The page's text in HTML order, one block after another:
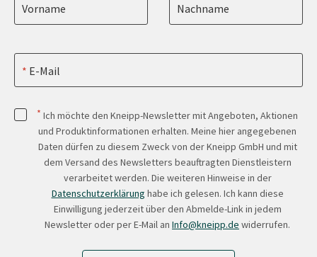
Vorname Nachname
E-Mail
* Ich möchte den Kneipp-Newsletter mit Angeboten, Aktionen
und Produktinformationen erhalten. Meine hier angegebenen
Daten dürfen zu diesem Zweck von der Kneipp GmbH und mit
dem Versand des Newsletters beauftragten Dienstleistern
verarbeitet werden. Die weiteren Hinweise in der
Datenschutzerklärung habe ich gelesen. Ich kann diese
Einwilligung jederzeit über den Abmelde-Link in jedem
Newsletter oder per E-Mail an Info@kneipp.de widerrufen.